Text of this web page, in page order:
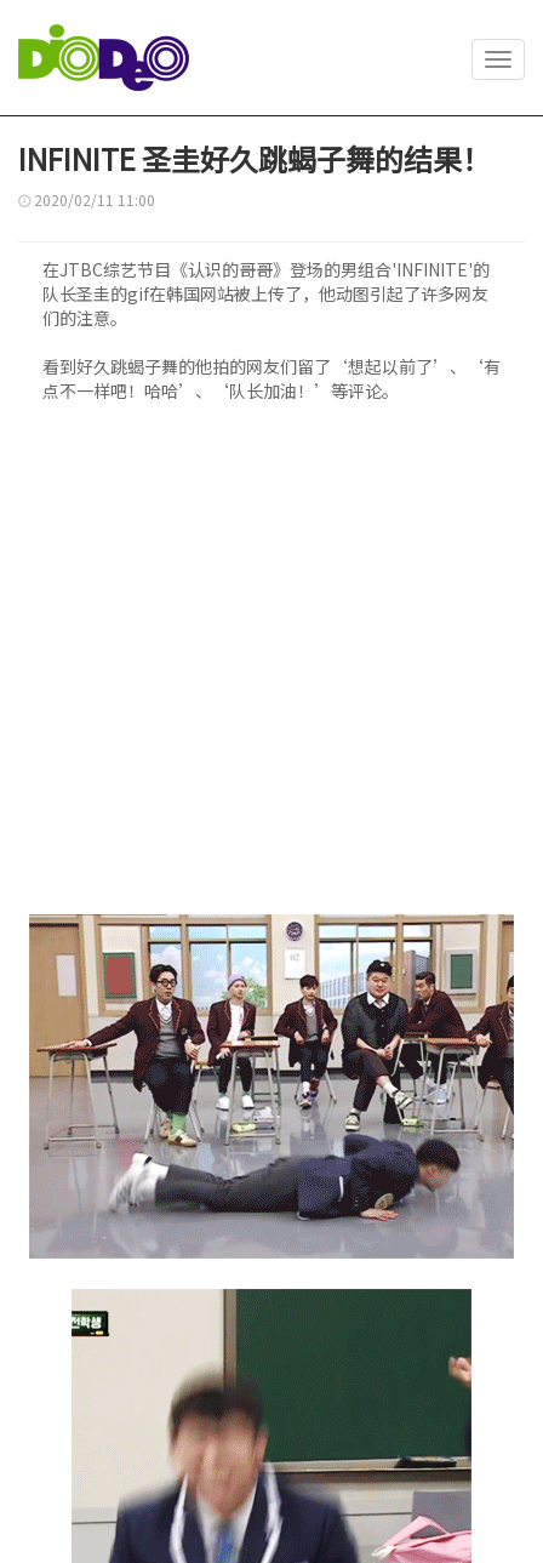
INFINITE 圣圭好久跳蝎子舞的结果！
2020/02/11 11:00
在JTBC综艺节目《认识的哥哥》登场的男组合'INFINITE'的
队长圣圭的gif在韩国网站被上传了，他动图引起了许多网友
们的注意。
看到好久跳蝎子舞的他拍的网友们留了‘想起以前了’、‘有
点不一样吧！哈哈’、‘队长加油！’等评论。